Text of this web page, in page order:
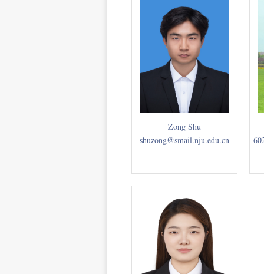
Zong Shu
shuzong@smail.nju.edu.cn